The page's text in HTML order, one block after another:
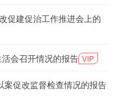
促建促治工作推进会上的
会召开情况的报告 VIP
促改监督检查情况的报告